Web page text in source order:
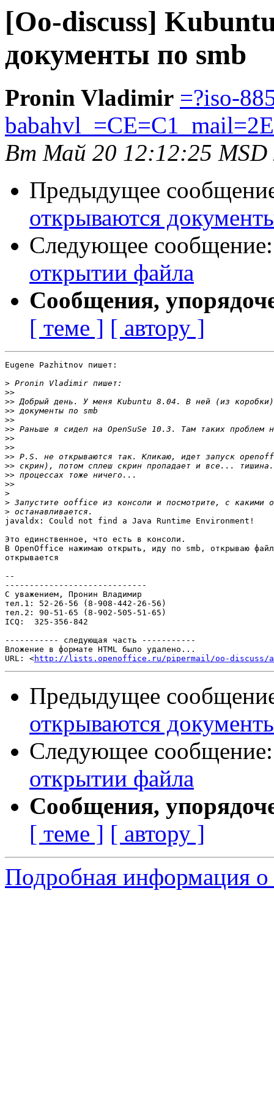
[Oo-discuss]
документы по smb
Pronin Vladimir =?iso-
Вт Май 20 12:12:25 MSD
Предыдущее
открываются
Следующее
открытии файла
Сообщения,
[ теме ] [ автору ]
Eugene Pazhitnov пишет:
>
>>
>>
>>
>>
>>
>>
>>
>>
>>
>>
>>
>
>
>
javaldx: Could not find a Java Runtime Environment!
Это единственное, что есть в консоли.
В OpenOffice нажимаю открыть, иду по smb, открываю
открывается
--
-----------------------------
С уважением, Пронин Владимир
тел.1: 52-26-56 (8-908-442-26-56)
тел.2: 90-51-65 (8-902-505-51-65)
ICQ:  325-356-842
----------- следующая часть -----------
Вложение в формате HTML было удалено...
URL: <http://lists.openoffice.ru/pipermail/oo-discuss/
Предыдущее
открываются
Следующее
открытии файла
Сообщения,
[ теме ] [ автору ]
Подробная информация о